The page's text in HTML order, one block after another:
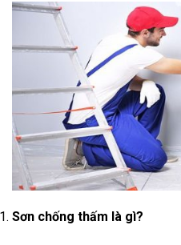
Sơn chống thấm là gì?